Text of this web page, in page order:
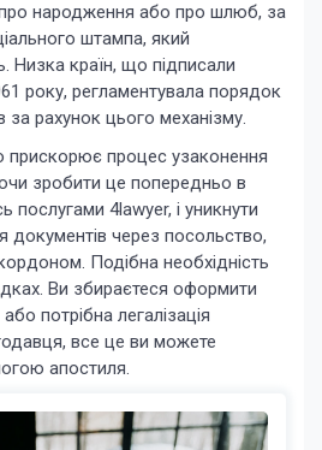
народження або про шлюб, за
штампа, який
Низка країн, що підписали
року, регламентувала порядок
за рахунок цього механізму.
прискорює процес узаконення
зробити це попередньо в
послугами 4lawyer, і уникнути
документів через посольство,
Подібна необхідність
Ви збираєтеся оформити
потрібна легалізація
все це ви можете
апостиля.